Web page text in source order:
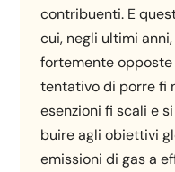
contribuenti. E
cui, negli ultimi
fortemente opposte
tentativo di porre fi
esenzioni fi scali e
buire agli obiettivi
emissioni di gas a